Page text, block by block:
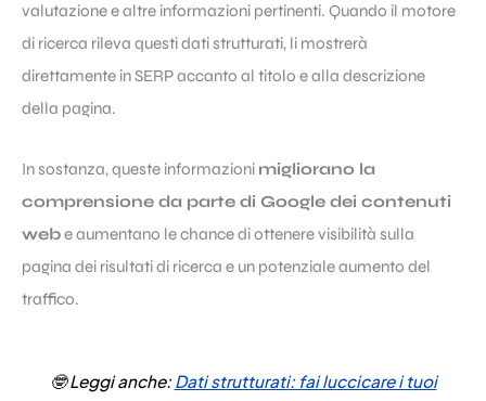
valutazione e altre informazioni pertinenti. Quando il motore
di ricerca rileva questi dati strutturati, li mostrerà
direttamente in SERP accanto al titolo e alla descrizione
della pagina.
In sostanza, queste informazioni migliorano la
comprensione da parte di Google dei contenuti
webe aumentano le chance di ottenere visibilità sulla
pagina dei risultati di ricerca e un potenziale aumento del
traffico.
🤓Leggi anche: Dati strutturati: fai luccicare i tuoi